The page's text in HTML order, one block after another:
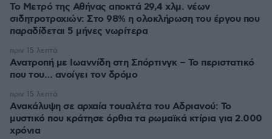
Το Μετρό της Αθήνας αποκτά 29,4 χλμ. νέων
σιδητροτροχιών: Στο 98% η ολοκλήρωση του έργου που
παραδίδεται 5 μήνες νωρίτερα
Ανατροπή με Ιωαννίδη στη Σπόρτινγκ – Το περιστατικό
που του… ανοίγει τον δρόμο
πριν 15 λεπτά
Ανακάλυψη σε αρχαία τουαλέτα του Αδριανού: Το
μυστικό που κράτησε όρθια τα ρωμαϊκά κτίρια για 2.000
χρόνια
πριν 15 λεπτά